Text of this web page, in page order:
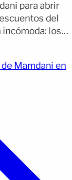
para abrir
del
los
debate
de alimentos.
Mamdani en